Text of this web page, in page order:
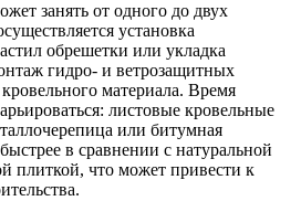
занять от одного до двух
установка
обрешетки или укладка
гидро- и ветрозащитных
материала. Время
листовые кровельные
или битумная
в сравнении с натуральной
плиткой, что может привести к